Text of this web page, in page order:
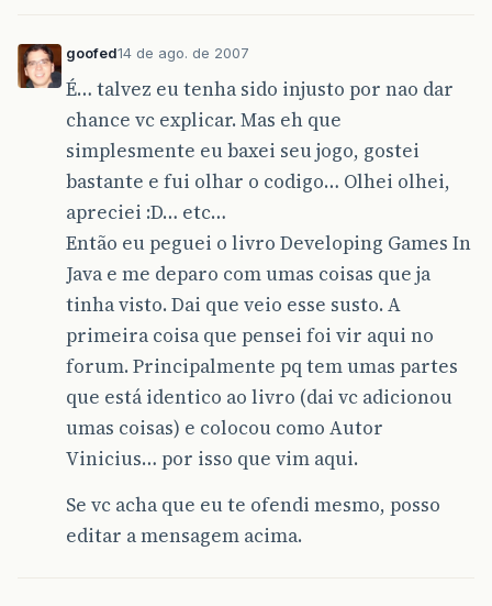
goofed14 de ago. de 2007
É… talvez eu tenha sido injusto por nao dar
chance vc explicar. Mas eh que
simplesmente eu baxei seu jogo, gostei
bastante e fui olhar o codigo… Olhei olhei,
apreciei :D… etc…
Então eu peguei o livro Developing Games In
Java e me deparo com umas coisas que ja
tinha visto. Dai que veio esse susto. A
primeira coisa que pensei foi vir aqui no
forum. Principalmente pq tem umas partes
que está identico ao livro (dai vc adicionou
umas coisas) e colocou como Autor
Vinicius… por isso que vim aqui.
Se vc acha que eu te ofendi mesmo, posso
editar a mensagem acima.